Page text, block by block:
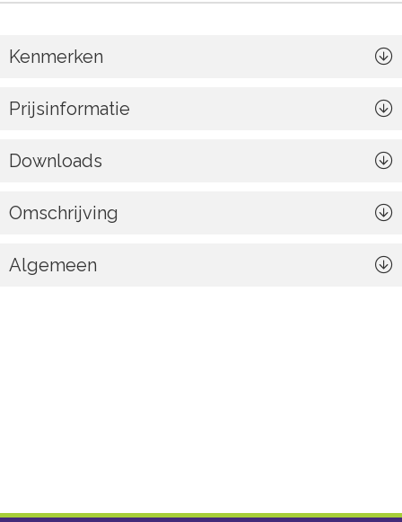
Kenmerken
Prijsinformatie
Downloads
Omschrijving
Algemeen